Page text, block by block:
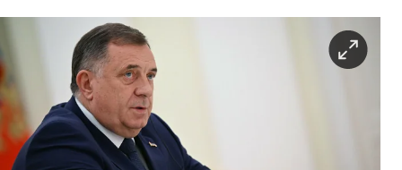
sport
nord
wahrheit